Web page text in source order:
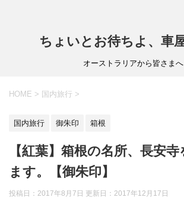
ちょいとお待ちよ、車
オーストラリアから皆さまへ
HOME > 国内旅行 >
国内旅行 御朱印 箱根
【紅葉】箱根の名所、長安
ます。【御朱印】
投稿日：2017年8月7日 更新日： 2017年12月17日